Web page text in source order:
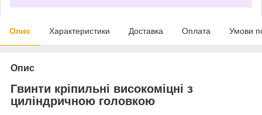
Опис Характеристики Доставка Оплата Умови
Опис
Гвинти кріпильні високоміцні з
циліндричною головкою